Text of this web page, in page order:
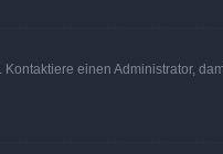
einen Administrator,